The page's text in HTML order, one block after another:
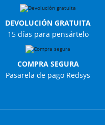
DEVOLUCIÓN GRATUITA
15 días para pensártelo
COMPRA SEGURA
Pasarela de pago Redsys